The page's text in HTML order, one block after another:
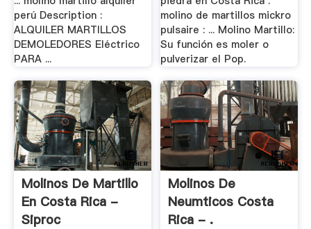
perú Description :
ALQUILER MARTILLOS
DEMOLEDORES Eléctrico
PARA ...
molino de martillos mickro
pulsaire : ... Molino Martillo:
Su función es moler o
pulverizar el Pop.
Molinos De Martillo
En Costa Rica -
Siproc
Molinos De
Neumticos Costa
Rica - .